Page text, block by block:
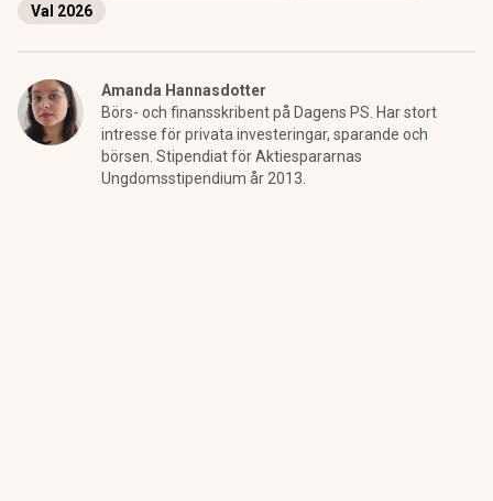
Val 2026
Amanda Hannasdotter
Börs- och finansskribent på Dagens PS. Har stort
intresse för privata investeringar, sparande och
börsen. Stipendiat för Aktiespararnas
Ungdomsstipendium år 2013.